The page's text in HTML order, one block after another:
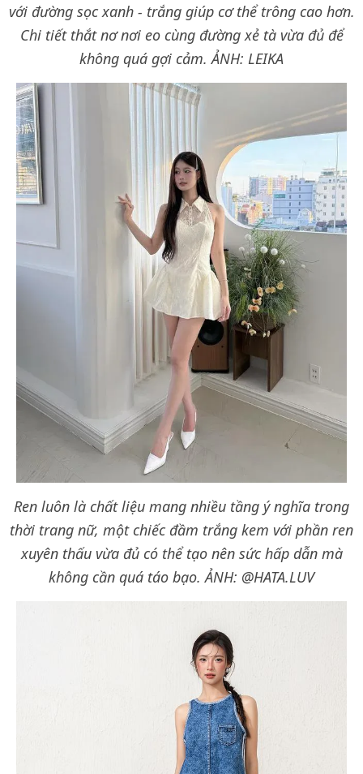
với đường sọc xanh - trắng giúp cơ thể trông cao hơn.
Chi tiết thắt nơ nơi eo cùng đường xẻ tà vừa đủ để
không quá gợi cảm.ẢNH: LEIKA
Ren luôn là chất liệu mang nhiều tầng ý nghĩa trong
thời trang nữ, một chiếc đầm trắng kem với phần ren
xuyên thấu vừa đủ có thể tạo nên sức hấp dẫn mà
không cần quá táo bạo.ẢNH: @HATA.LUV